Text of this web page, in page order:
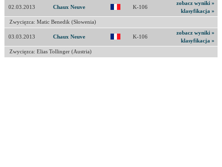
02.03.2013 Chaux Neuve K-106
zobacz wyniki »
klasyfikacja »
Zwycięzca: Matic Benedik (Słowenia)
03.03.2013 Chaux Neuve K-106
zobacz wyniki »
klasyfikacja »
Zwycięzca: Elias Tollinger (Austria)